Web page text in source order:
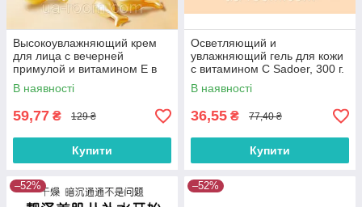
Высокоувлажняющий крем
для лица с вечерней
примулой и витамином Е в
капсулах SADOER,
0,34г*30шт.
В наявності
59,77 ₴ 129 ₴
Купити
Осветляющий и
увлажняющий гель для кожи
с витамином С Sadoer, 300 г.
В наявності
36,55 ₴ 77,40 ₴
Купити
–52% –52%